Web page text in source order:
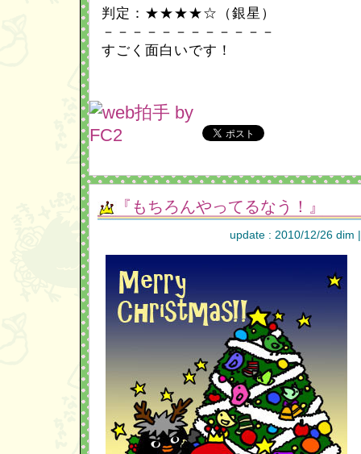
判定：★★★★☆（銀星）
－－－－－－－－－－－－
すごく面白いです！
『もちろんやってるなう！』
update : 2010/12/26 dim